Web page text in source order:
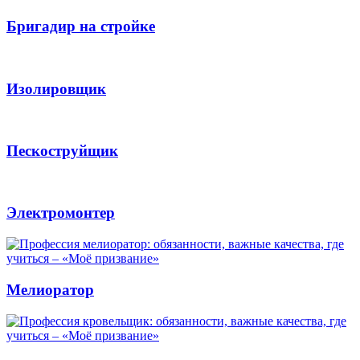
Бригадир на стройке
Изолировщик
Пескоструйщик
Электромонтер
Мелиоратор